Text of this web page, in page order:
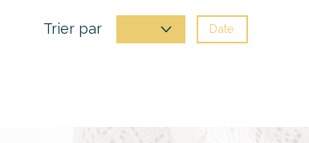
Trier par Date